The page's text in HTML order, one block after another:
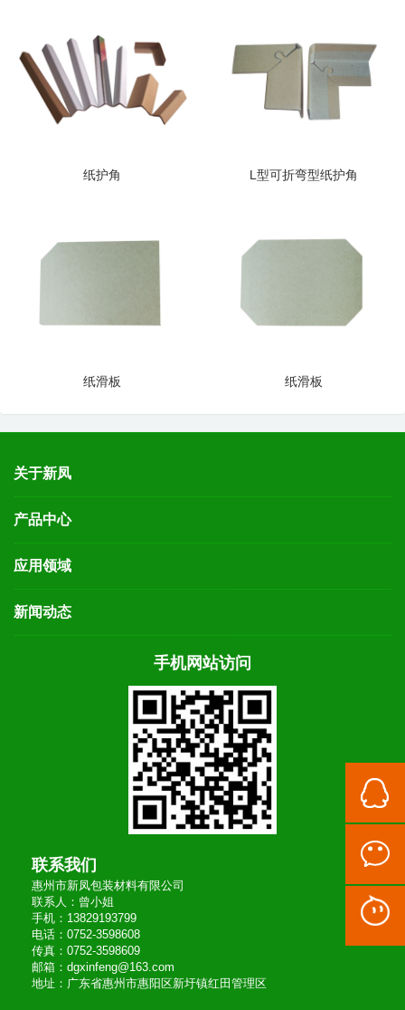
纸护角 L型可折弯型纸护角
纸滑板 纸滑板
关于新凤
产品中心
应用领域
新闻动态
手机网站访问
联系我们
惠州市新凤包装材料有限公司
联系人：曾小姐
手机：13829193799
电话：0752-3598608
传真：0752-3598609
邮箱：dgxinfeng@163.com
地址：广东省惠州市惠阳区新圩镇红田管理区